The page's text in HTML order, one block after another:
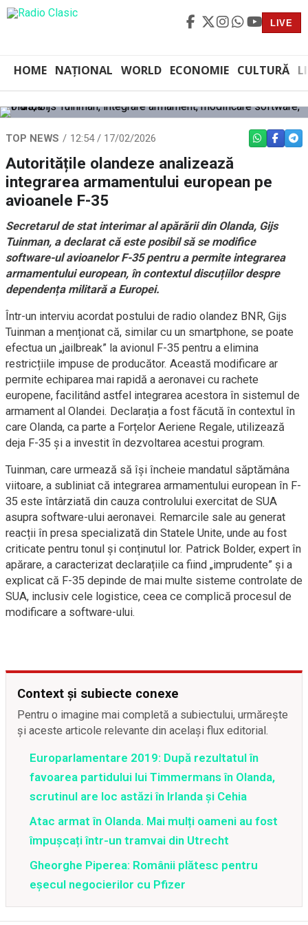
LIVE
HOME NAȚIONAL WORLD ECONOMIE CULTURĂ
TOP NEWS 12:54 / 17/02/2026 WHATSAPP
Autoritățile olandeze analizează
integrarea armamentului european pe
avioanele F-35
Secretarul de stat interimar al apărării din Olanda, Gijs
Tuinman, a declarat că este posibil să se modifice
software-ul avioanelor F-35 pentru a permite integrarea
armamentului european, în contextul discuțiilor despre
dependența militară a Europei.
Într-un interviu acordat postului de radio olandez BNR, Gijs
Tuinman a menționat că, similar cu un smartphone, se poate
efectua un „jailbreak” la avionul F-35 pentru a elimina
restricțiile impuse de producător. Această modificare ar
permite echiparea mai rapidă a aeronavei cu rachete
europene, facilitând astfel integrarea acestora în sistemul de
armament al Olandei. Declarația a fost făcută în contextul în
care Olanda, ca parte a Forțelor Aeriene Regale, utilizează
deja F-35 și a investit în dezvoltarea acestui program.
Tuinman, care urmează să își încheie mandatul săptămâna
viitoare, a subliniat că integrarea armamentului european în F-
35 este întârziată din cauza controlului exercitat de SUA
asupra software-ului aeronavei. Remarcile sale au generat
reacții în presa specializată din Statele Unite, unde au fost
criticate pentru tonul și conținutul lor. Patrick Bolder, expert în
apărare, a caracterizat declarațiile ca fiind „imprudente” și a
explicat că F-35 depinde de mai multe sisteme controlate de
SUA, inclusiv cele logistice, ceea ce complică procesul de
modificare a software-ului.
Context și subiecte conexe
Pentru o imagine mai completă a subiectului, urmărește
și aceste articole relevante din același flux editorial.
Europarlamentare 2019: După rezultatul în
favoarea partidului lui Timmermans în Olanda,
scrutinul are loc astăzi în Irlanda şi Cehia
Atac armat în Olanda. Mai mulți oameni au fost
împușcați într-un tramvai din Utrecht
Gheorghe Piperea: Românii plătesc pentru
eșecul negocierilor cu Pfizer